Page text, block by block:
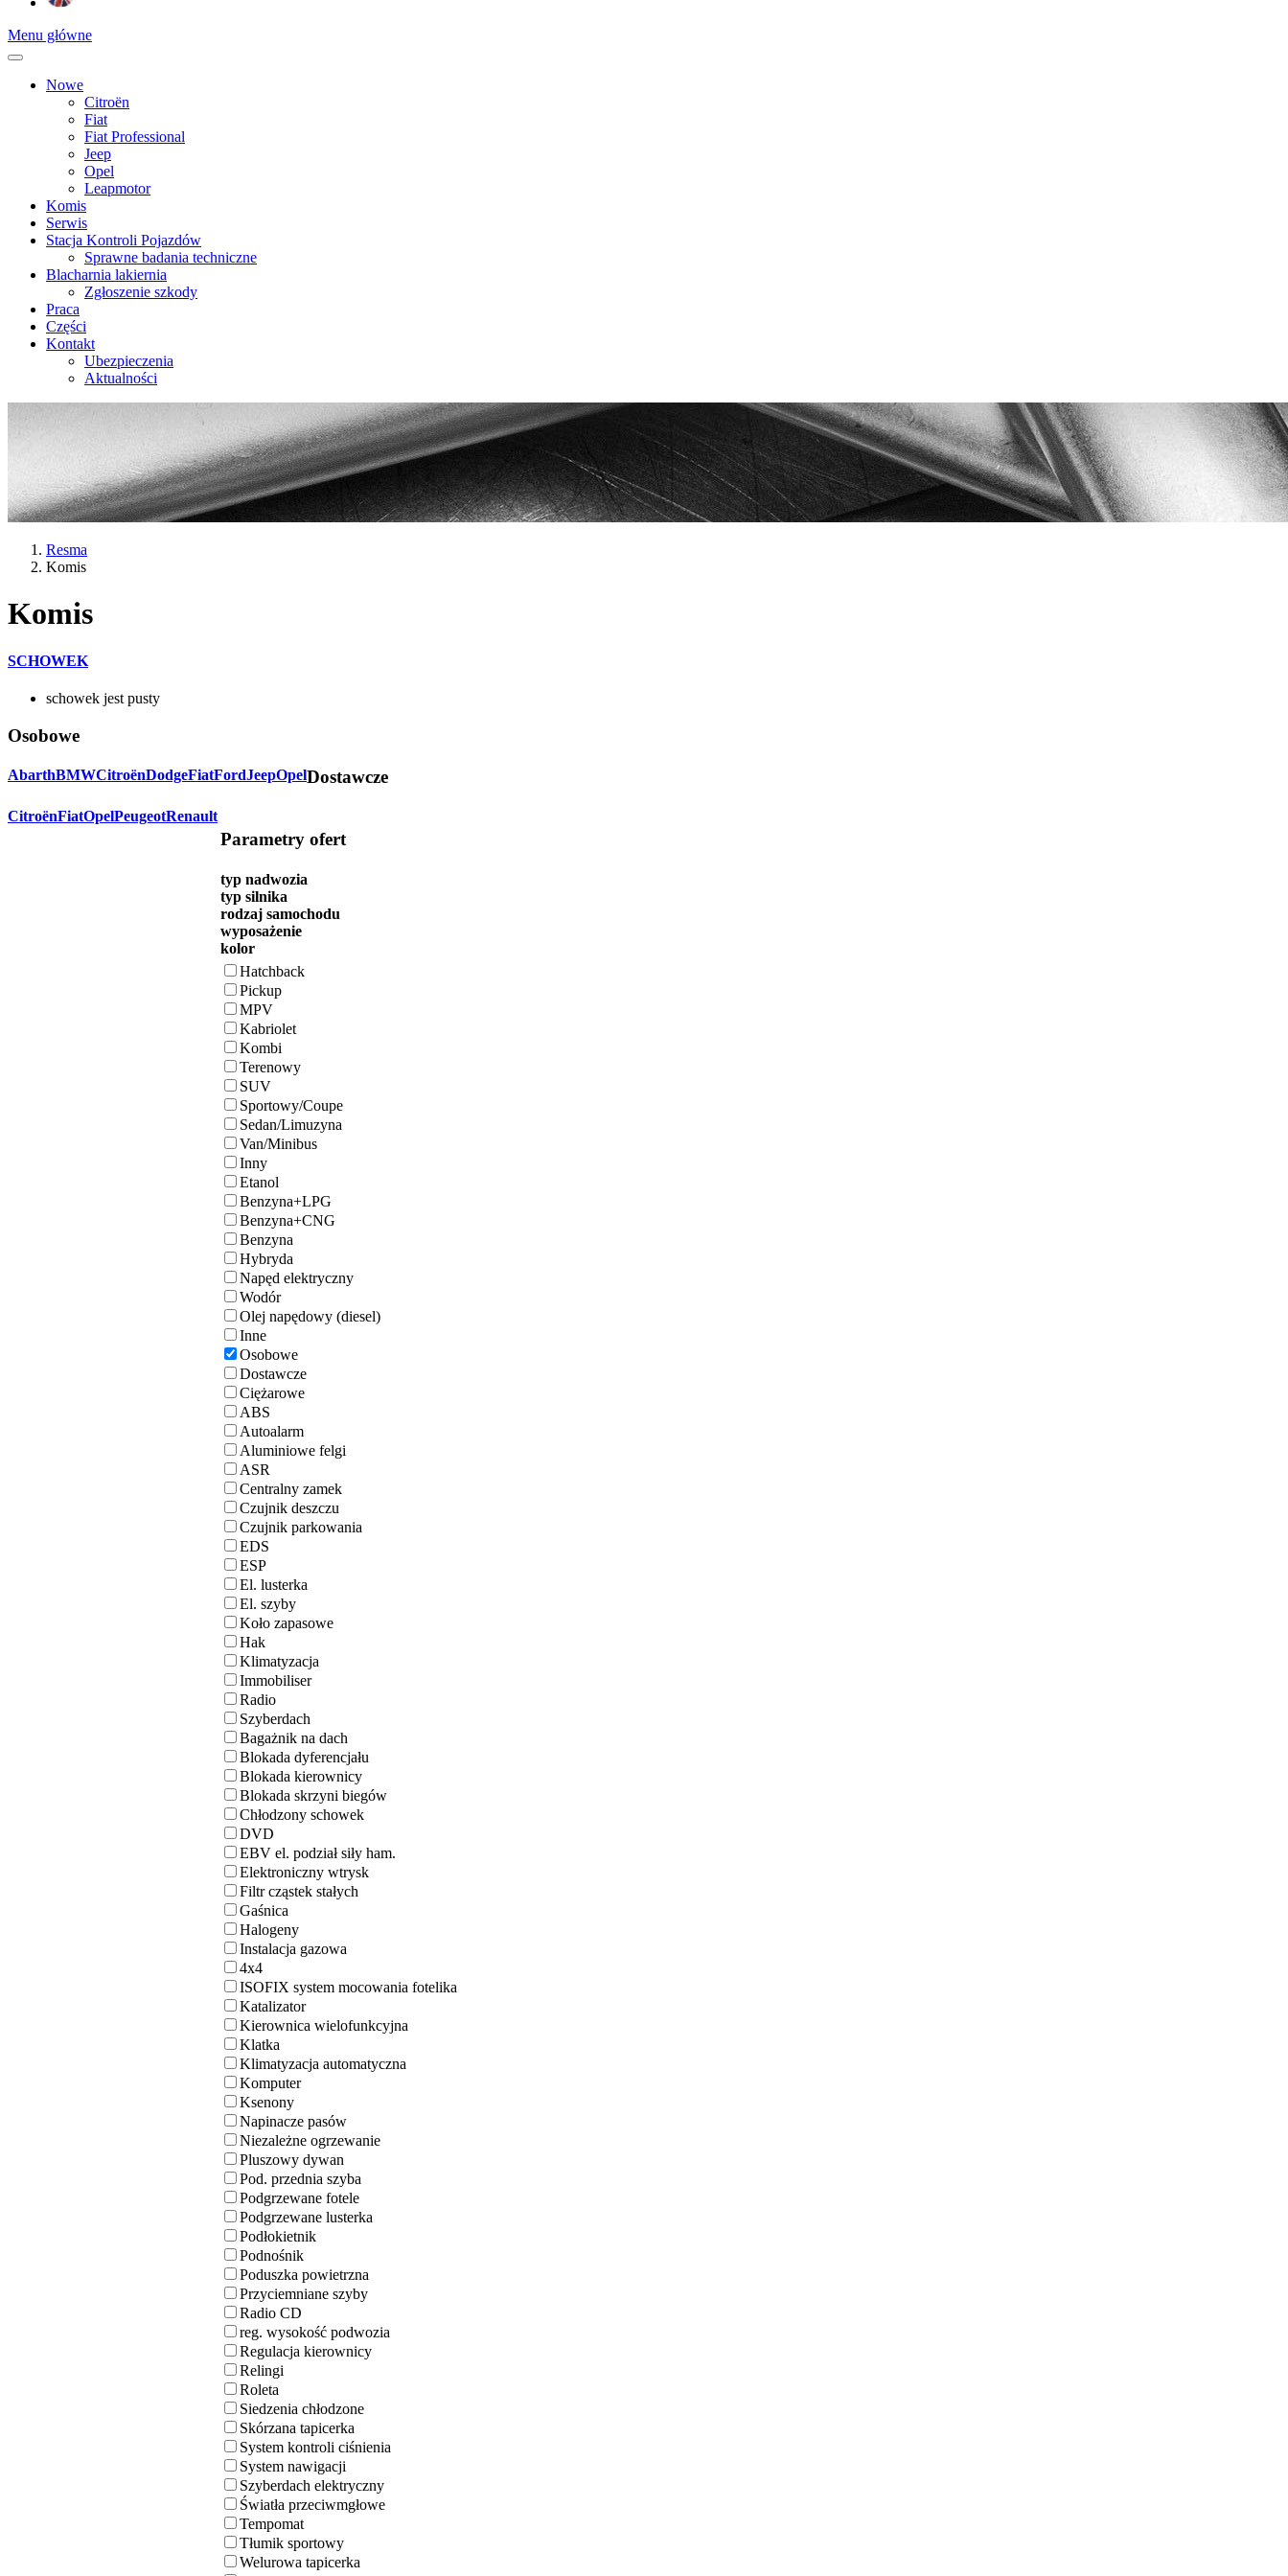
Menu główne
Nowe
Citroën
Fiat
Fiat Professional
Jeep
Opel
Leapmotor
Komis
Serwis
Stacja Kontroli Pojazdów
Sprawne badania techniczne
Blacharnia lakiernia
Zgłoszenie szkody
Praca
Części
Kontakt
Ubezpieczenia
Aktualności
Resma
Komis
Komis
SCHOWEK
schowek jest pusty
Osobowe
AbarthBMWCitroënDodgeFiatFordJeepOpelDostawcze
CitroënFiatOpelPeugeotRenault
Parametry ofert
typ nadwozia
typ silnika
rodzaj samochodu
wyposażenie
kolor
Hatchback
Pickup
MPV
Kabriolet
Kombi
Terenowy
SUV
Sportowy/Coupe
Sedan/Limuzyna
Van/Minibus
Inny
Etanol
Benzyna+LPG
Benzyna+CNG
Benzyna
Hybryda
Napęd elektryczny
Wodór
Olej napędowy (diesel)
Inne
Osobowe
Dostawcze
Ciężarowe
ABS
Autoalarm
Aluminiowe felgi
ASR
Centralny zamek
Czujnik deszczu
Czujnik parkowania
EDS
ESP
El. lusterka
El. szyby
Koło zapasowe
Hak
Klimatyzacja
Immobiliser
Radio
Szyberdach
Bagażnik na dach
Blokada dyferencjału
Blokada kierownicy
Blokada skrzyni biegów
Chłodzony schowek
DVD
EBV el. podział siły ham.
Elektroniczny wtrysk
Filtr cząstek stałych
Gaśnica
Halogeny
Instalacja gazowa
4x4
ISOFIX system mocowania fotelika
Katalizator
Kierownica wielofunkcyjna
Klatka
Klimatyzacja automatyczna
Komputer
Ksenony
Napinacze pasów
Niezależne ogrzewanie
Pluszowy dywan
Pod. przednia szyba
Podgrzewane fotele
Podgrzewane lusterka
Podłokietnik
Podnośnik
Poduszka powietrzna
Przyciemniane szyby
Radio CD
reg. wysokość podwozia
Regulacja kierownicy
Relingi
Roleta
Siedzenia chłodzone
Skórzana tapicerka
System kontroli ciśnienia
System nawigacji
Szyberdach elektryczny
Światła przeciwmgłowe
Tempomat
Tłumik sportowy
Welurowa tapicerka